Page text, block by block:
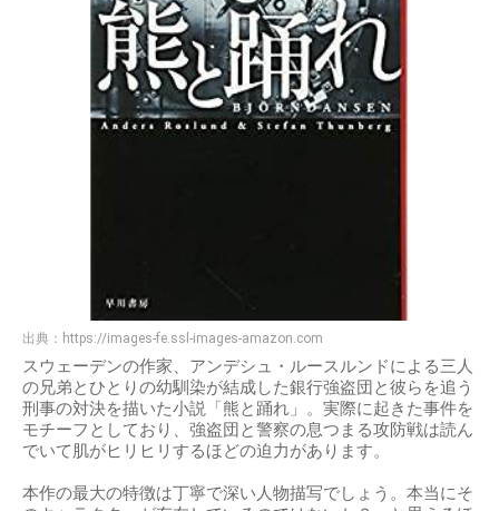
出典： https://images-fe.ssl-images-amazon.com
スウェーデンの作家、アンデシュ・ルースルンドによる三人
の兄弟とひとりの幼馴染が結成した銀行強盗団と彼らを追う
刑事の対決を描いた小説「熊と踊れ」。実際に起きた事件を
モチーフとしており、強盗団と警察の息つまる攻防戦は読ん
でいて肌がヒリヒリするほどの迫力があります。
本作の最大の特徴は丁寧で深い人物描写でしょう。本当にそ